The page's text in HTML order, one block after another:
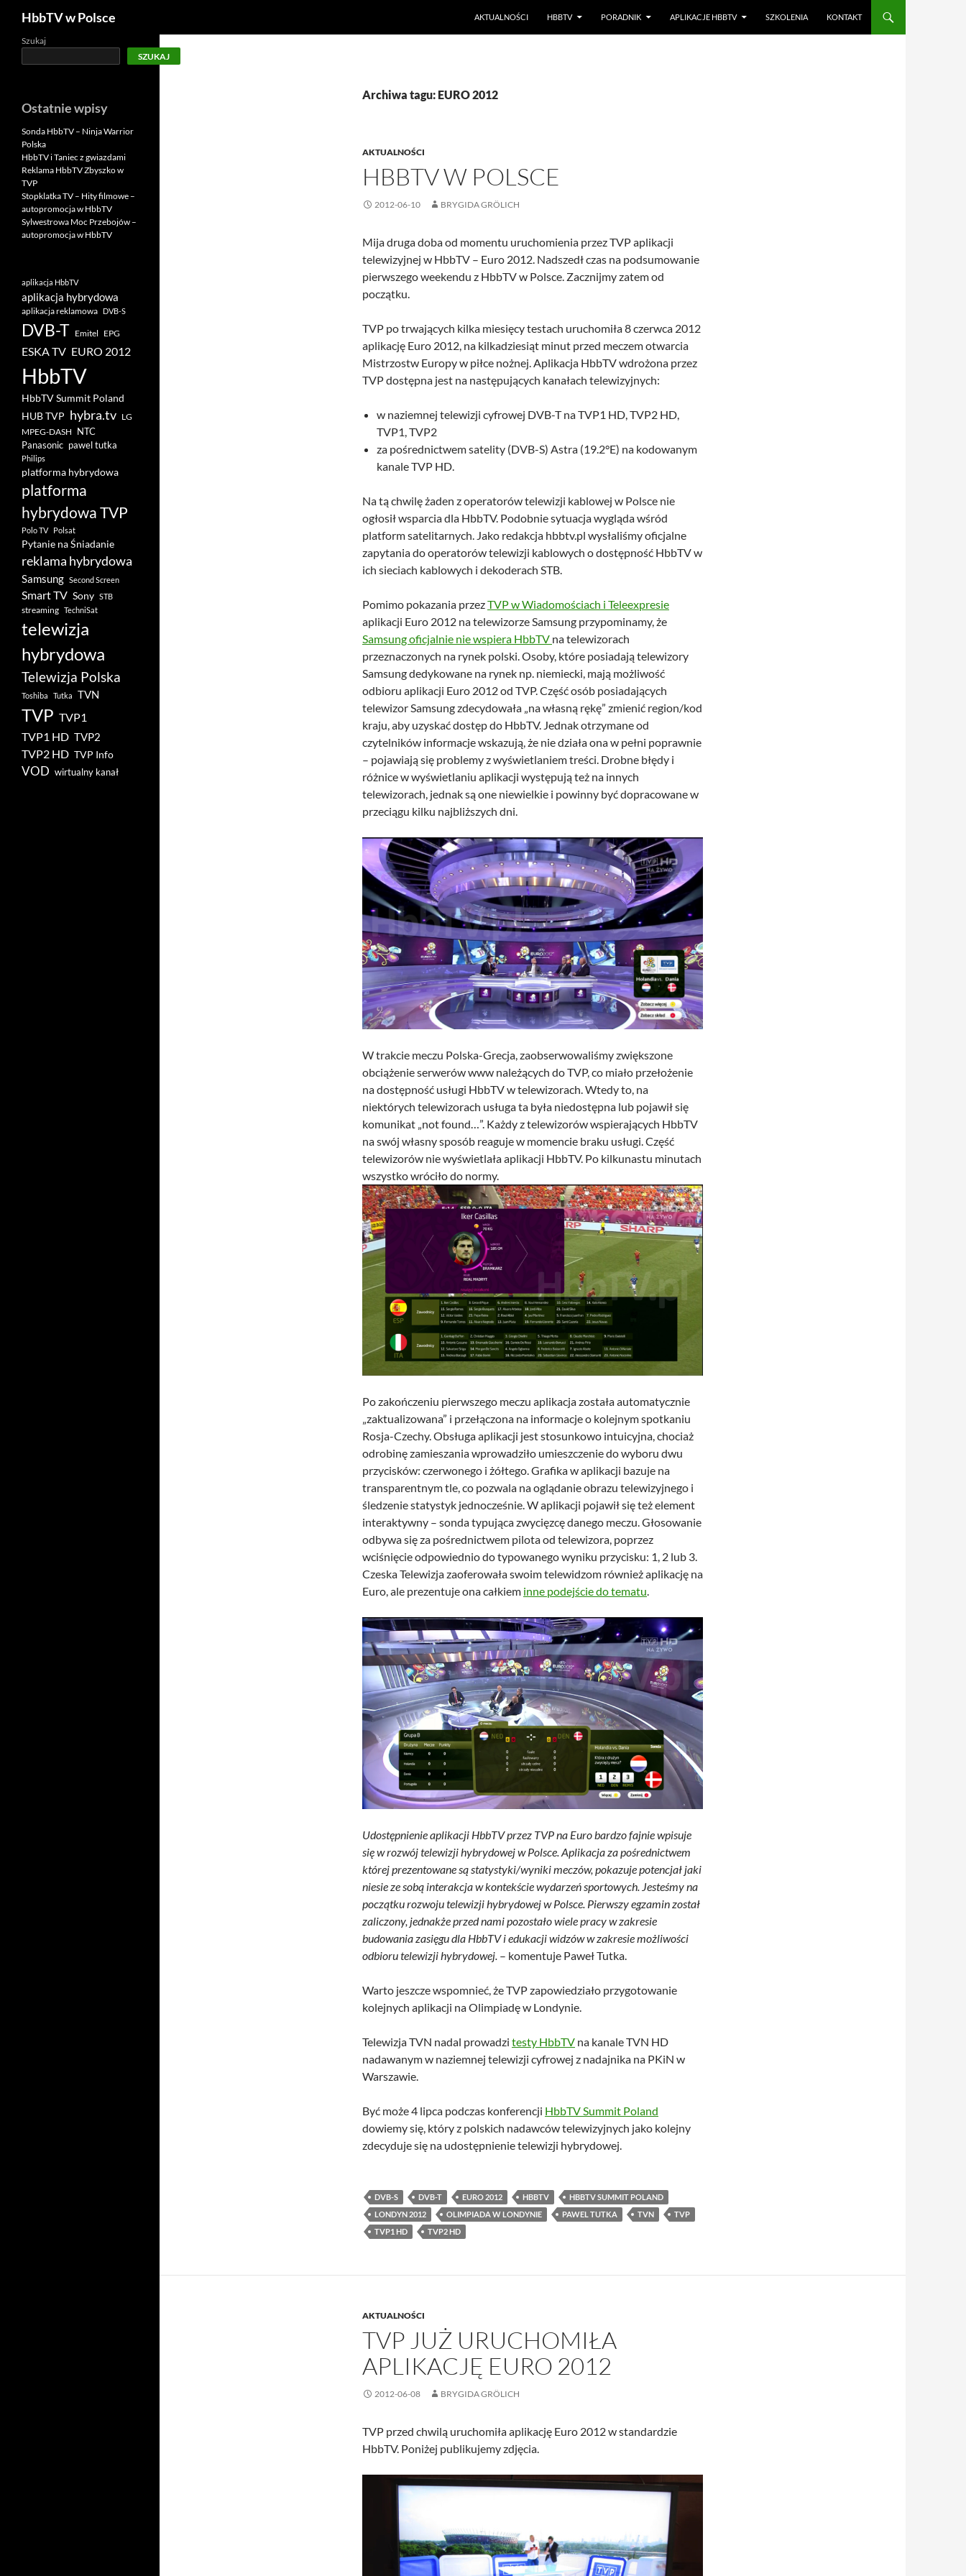
HbbTV w Polsce
AKTUALNOŚCI
HBBTV PORADNIK APLIKACJE HBBTV SZKOLENIA KONTAKT
Archiwa tagu: EURO 2012
AKTUALNOŚCI
HBBTV W POLSCE
2012-06-10 BRYGIDA GRÖLICH
Mija druga doba od momentu uruchomienia przez TVP aplikacji
telewizyjnej w HbbTV – Euro 2012. Nadszedł czas na podsumowanie
pierwszego weekendu z HbbTV w Polsce. Zacznijmy zatem od
początku.
TVP po trwających kilka miesięcy testach uruchomiła 8 czerwca 2012
aplikację Euro 2012, na kilkadziesiąt minut przed meczem otwarcia
Mistrzostw Europy w piłce nożnej. Aplikacja HbbTV wdrożona przez
TVP dostępna jest na następujących kanałach telewizyjnych:
w naziemnej telewizji cyfrowej DVB-T na TVP1 HD, TVP2 HD,
TVP1, TVP2
za pośrednictwem satelity (DVB-S) Astra (19.2°E) na kodowanym
kanale TVP HD.
Na tą chwilę żaden z operatorów telewizji kablowej w Polsce nie
ogłosił wsparcia dla HbbTV. Podobnie sytuacja wygląda wśród
platform satelitarnych. Jako redakcja hbbtv.pl wysłaliśmy oficjalne
zapytania do operatorów telewizji kablowych o dostępność HbbTV w
ich sieciach kablowych i dekoderach STB.
Pomimo pokazania przezTVP w Wiadomościach i Teleexpresie
aplikacji Euro 2012 na telewizorze Samsung przypominamy, że
Samsung oficjalnie nie wspiera HbbTV na telewizorach
przeznaczonych na rynek polski. Osoby, które posiadają telewizory
Samsung dedykowane na rynek np. niemiecki, mają możliwość
odbioru aplikacji Euro 2012 od TVP. Część osób posiadających
telewizor Samsung zdecydowała „na własną rękę” zmienić region/kod
kraju, aby uzyskać dostęp do HbbTV. Jednak otrzymane od
czytelników informacje wskazują, że nie działa ona w pełni poprawnie
– pojawiają się problemy z wyświetlaniem treści. Drobne błędy i
różnice w wyświetlaniu aplikacji występują też na innych
telewizorach, jednak są one niewielkie i powinny być dopracowane w
przeciągu kilku najbliższych dni.
W trakcie meczu Polska-Grecja, zaobserwowaliśmy zwiększone
obciążenie serwerów www należących do TVP, co miało przełożenie
na dostępność usługi HbbTV w telewizorach. Wtedy to, na
niektórych telewizorach usługa ta była niedostępna lub pojawił się
komunikat „not found…”. Każdy z telewizorów wspierających HbbTV
na swój własny sposób reaguje w momencie braku usługi. Część
telewizorów nie wyświetlała aplikacji HbbTV. Po kilkunastu minutach
wszystko wróciło do normy.
Po zakończeniu pierwszego meczu aplikacja została automatycznie
„zaktualizowana” i przełączona na informacje o kolejnym spotkaniu
Rosja-Czechy. Obsługa aplikacji jest stosunkowo intuicyjna, chociaż
odrobinę zamieszania wprowadziło umieszczenie do wyboru dwu
przycisków: czerwonego i żółtego. Grafika w aplikacji bazuje na
transparentnym tle, co pozwala na oglądanie obrazu telewizyjnego i
śledzenie statystyk jednocześnie. W aplikacji pojawił się też element
interaktywny – sonda typująca zwycięzcę danego meczu. Głosowanie
odbywa się za pośrednictwem pilota od telewizora, poprzez
wciśnięcie odpowiednio do typowanego wyniku przycisku: 1, 2 lub 3.
Czeska Telewizja zaoferowała swoim telewidzom również aplikację na
Euro, ale prezentuje ona całkiem inne podejście do tematu.
Udostępnienie aplikacji HbbTV przez TVP na Euro bardzo fajnie wpisuje
się w rozwój telewizji hybrydowej w Polsce. Aplikacja za pośrednictwem
której prezentowane są statystyki/wyniki meczów, pokazuje potencjał jaki
niesie ze sobą interakcja w kontekście wydarzeń sportowych. Jesteśmy na
początku rozwoju telewizji hybrydowej w Polsce. Pierwszy egzamin został
zaliczony, jednakże przed nami pozostało wiele pracy w zakresie
budowania zasięgu dla HbbTV i edukacji widzów w zakresie możliwości
odbioru telewizji hybrydowej. – komentuje Paweł Tutka.
Warto jeszcze wspomnieć, że TVP zapowiedziało przygotowanie
kolejnych aplikacji na Olimpiadę w Londynie.
Telewizja TVN nadal prowadzi testy HbbTV na kanale TVN HD
nadawanym w naziemnej telewizji cyfrowej z nadajnika na PKiN w
Warszawie.
Być może 4 lipca podczas konferencji HbbTV Summit Poland
dowiemy się, który z polskich nadawców telewizyjnych jako kolejny
zdecyduje się na udostępnienie telewizji hybrydowej.
DVB-S DVB-T EURO 2012 HBBTV
HBBTV SUMMIT POLAND
LONDYN 2012
OLIMPIADA W LONDYNIE PAWEL TUTKA TVN
TVP
TVP1 HD
TVP2 HD
AKTUALNOŚCI
TVP JUŻ URUCHOMIŁA
APLIKACJĘ EURO 2012
2012-06-08 BRYGIDA GRÖLICH
TVP przed chwilą uruchomiła aplikację Euro 2012 w standardzie
HbbTV. Poniżej publikujemy zdjęcia.
Szukaj
SZUKAJ
Ostatnie wpisy
Sonda HbbTV – Ninja Warrior
Polska
HbbTV i Taniec z gwiazdami
Reklama HbbTV Zbyszko w
TVP
Stopklatka TV – Hity filmowe –
autopromocja w HbbTV
Sylwestrowa Moc Przebojów –
autopromocja w HbbTV
aplikacja HbbTV
aplikacja hybrydowa
aplikacja reklamowa DVB-S
DVB-T Emitel EPG
ESKA TV EURO 2012
HbbTV
HbbTV Summit Poland
HUB TVP hybra.tv LG
MPEG-DASH NTC
Panasonic pawel tutka
Philips
platforma hybrydowa
platforma
hybrydowa TVP
Polo TV Polsat
Pytanie na Śniadanie
reklama hybrydowa
Samsung Second Screen
Smart TV Sony STB
streaming TechniSat
telewizja
hybrydowa
Telewizja Polska
Toshiba Tutka TVN
TVP TVP1
TVP1 HD TVP2
TVP2 HD TVP Info
VOD wirtualny kanał